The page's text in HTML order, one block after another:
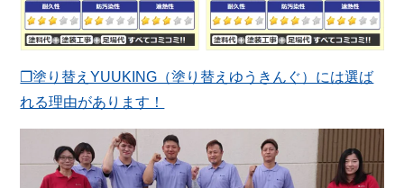
❐塗り替えYUUKING（塗り替えゆうきんぐ）には選ば
れる理由があります！